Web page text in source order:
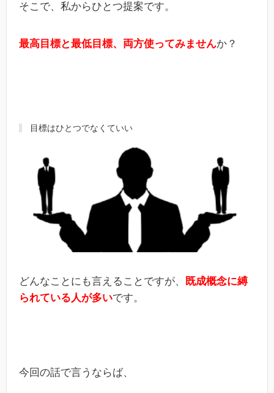
そこで、私からひとつ提案です。
最高目標と最低目標、両方使ってみませんか？
目標はひとつでなくていい
どんなことにも言えることですが、
既成概念に縛
られている人が多いです。
今回の話で言うならば、